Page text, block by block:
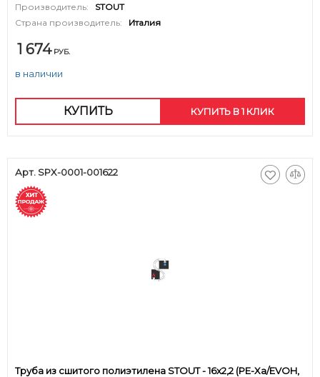
Производитель:
STOUT
Страна производитель:
Италия
1 674 РУБ.
в наличии
КУПИТЬ КУПИТЬ В 1 КЛИК
Арт. SPX-0001-001622
Труба из сшитого полиэтилена STOUT - 16x2,2 (PE-Xa/EVOH,